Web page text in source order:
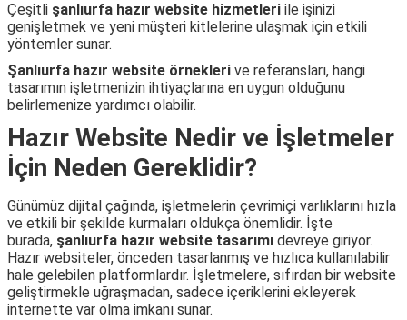
Çeşitli şanlıurfa hazır website hizmetleri ile işinizi
genişletmek ve yeni müşteri kitlelerine ulaşmak için etkili
yöntemler sunar.
Şanlıurfa hazır website örnekleri ve referansları, hangi
tasarımın işletmenizin ihtiyaçlarına en uygun olduğunu
belirlemenize yardımcı olabilir.
Hazır Website Nedir ve İşletmeler
İçin Neden Gereklidir?
Günümüz dijital çağında, işletmelerin çevrimiçi varlıklarını hızla
ve etkili bir şekilde kurmaları oldukça önemlidir. İşte
burada, şanlıurfa hazır website tasarımı devreye giriyor.
Hazır websiteler, önceden tasarlanmış ve hızlıca kullanılabilir
hale gelebilen platformlardır. İşletmelere, sıfırdan bir website
geliştirmekle uğraşmadan, sadece içeriklerini ekleyerek
internette var olma imkanı sunar.